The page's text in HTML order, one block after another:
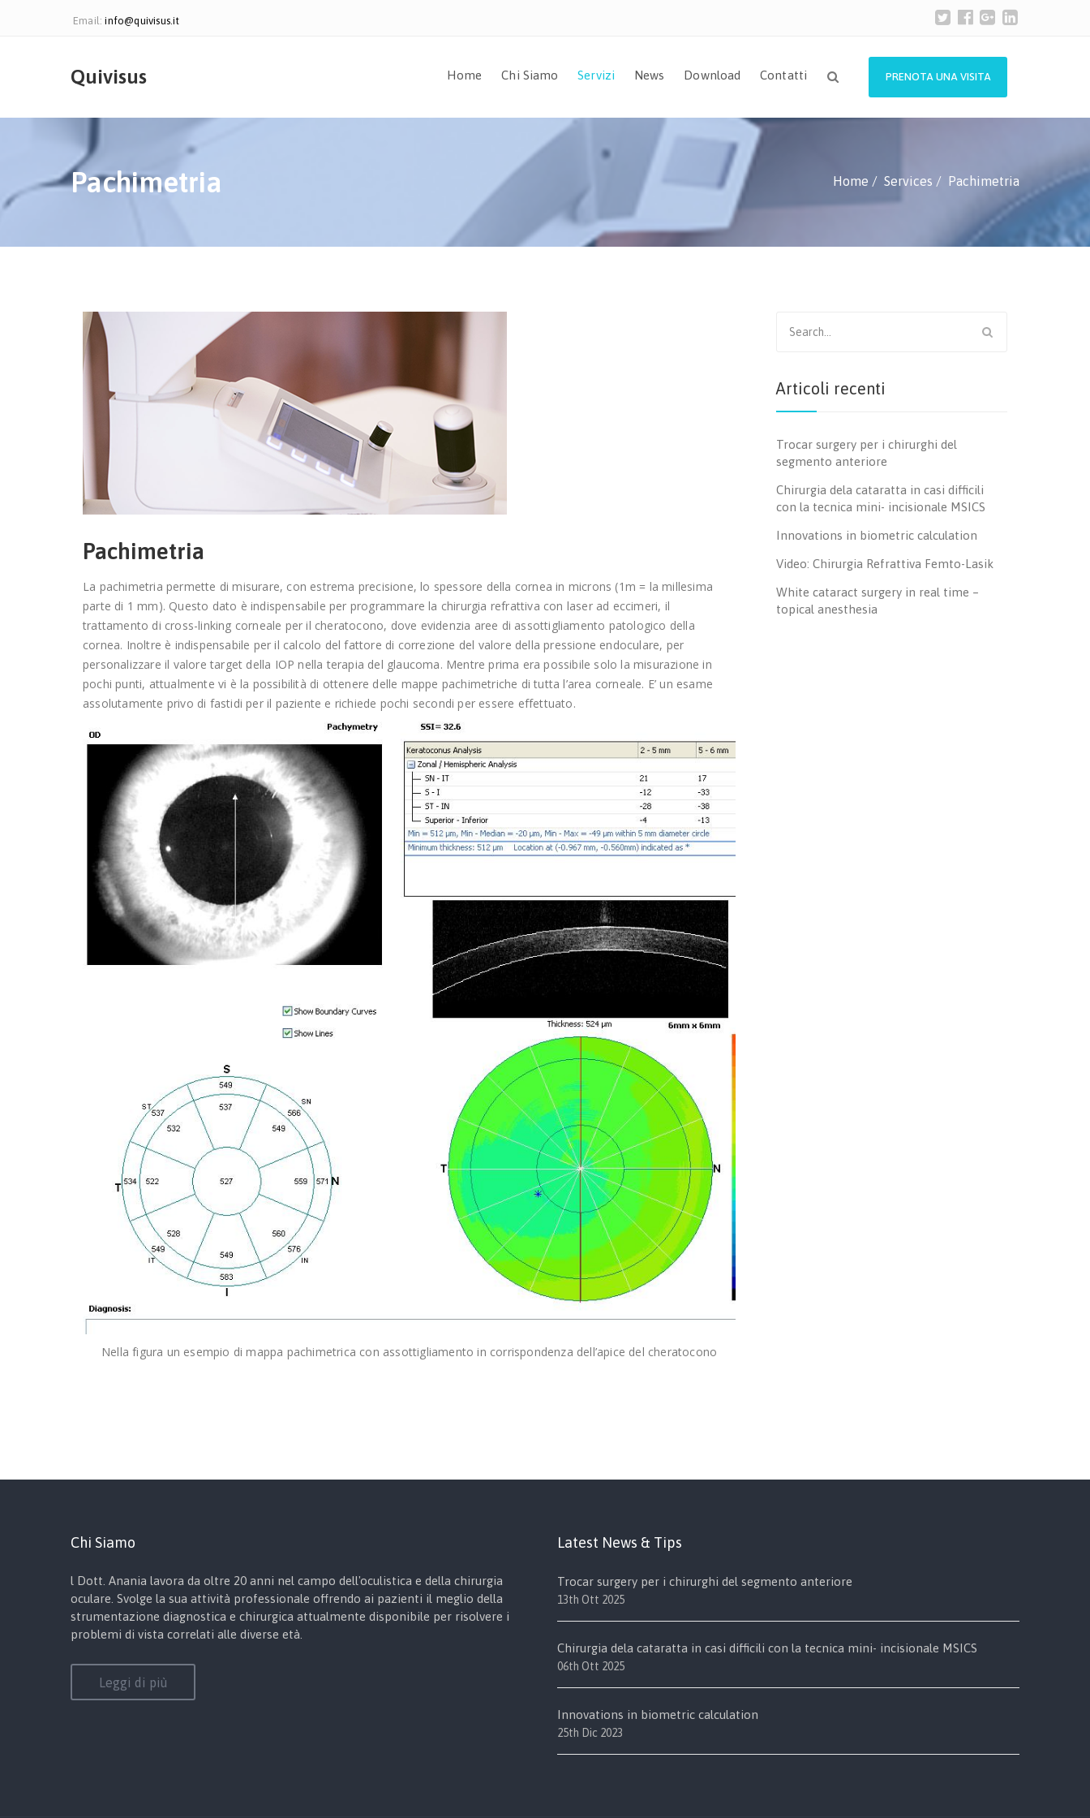
Email:info@quivisus.it
Quivisus Home Chi Siamo Servizi News Download Contatti PRENOTA UNA VISITA
Pachimetria Home Services Pachimetria
Pachimetria
La pachimetria permette di misurare, con estrema precisione, lo spessore della cornea in microns (1m = la millesima
parte di 1 mm). Questo dato è indispensabile per programmare la chirurgia refrattiva con laser ad eccimeri, il
trattamento di cross-linking corneale per il cheratocono, dove evidenzia aree di assottigliamento patologico della
cornea. Inoltre è indispensabile per il calcolo del fattore di correzione del valore della pressione endoculare, per
personalizzare il valore target della IOP nella terapia del glaucoma. Mentre prima era possibile solo la misurazione in
pochi punti, attualmente vi è la possibilità di ottenere delle mappe pachimetriche di tutta l’area corneale. E’ un esame
assolutamente privo di fastidi per il paziente e richiede pochi secondi per essere effettuato.
Nella figura un esempio di mappa pachimetrica con assottigliamento in corrispondenza dell’apice del cheratocono
for:
Articoli recenti
Trocar surgery per i chirurghi del
segmento anteriore
Chirurgia dela cataratta in casi difficili
con la tecnica mini- incisionale MSICS
Innovations in biometric calculation
Video: Chirurgia Refrattiva Femto-Lasik
White cataract surgery in real time –
topical anesthesia
Chi Siamo
l Dott. Anania lavora da oltre 20 anni nel campo dell'oculistica e della chirurgia
oculare. Svolge la sua attività professionale offrendo ai pazienti il meglio della
strumentazione diagnostica e chirurgica attualmente disponibile per risolvere i
problemi di vista correlati alle diverse età.
Leggi di più
Latest News & Tips
Trocar surgery per i chirurghi del segmento anteriore
13th Ott 2025
Chirurgia dela cataratta in casi difficili con la tecnica mini- incisionale MSICS
06th Ott 2025
Innovations in biometric calculation
25th Dic 2023